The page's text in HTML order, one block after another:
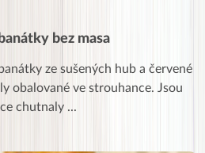
bez masa
ze sušených hub a červené
obalované ve strouhance. Jsou
chutnaly ...